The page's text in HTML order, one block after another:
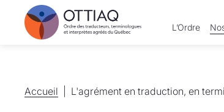
L’Ordre
Accueil
Accueil L'agrément en traduction, en